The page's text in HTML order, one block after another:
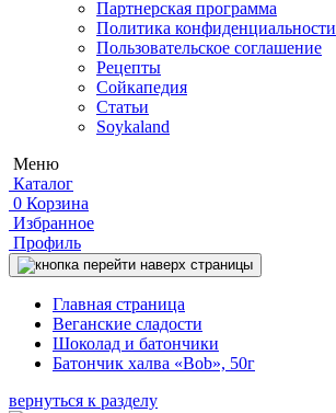
Партнерская программа
Политика конфиденциальности
Пользовательское соглашение
Рецепты
Сойкапедия
Статьи
Soykaland
Меню
Каталог
0 Корзина
Избранное
Профиль
Главная страница
Веганские сладости
Шоколад и батончики
Батончик халва «Bob», 50г
вернуться к разделу